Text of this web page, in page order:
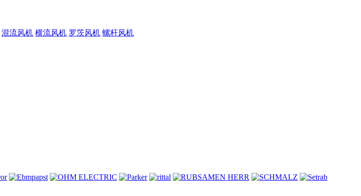
混流风机 横流风机 罗茨风机 螺杆风机